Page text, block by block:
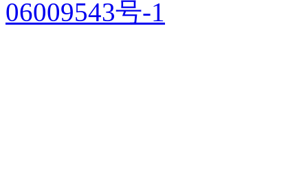
06009543号-1